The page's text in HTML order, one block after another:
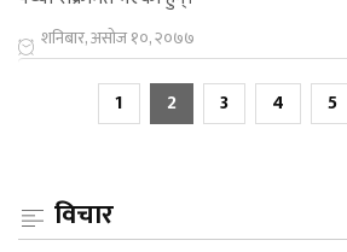
शनिबार, असोज १०, २०७७
1 2 3 4 5
विचार